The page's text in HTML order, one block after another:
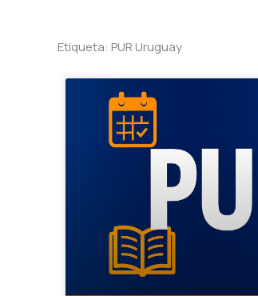
Etiqueta: PUR Uruguay